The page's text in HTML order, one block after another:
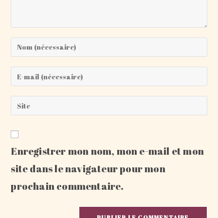
Enter
your
name
or
to
comment
Enter
your
email
address
comment
Saisir
l’URL
votre
site
Enregistrer mon nom, mon e-mail et mon
site dans le navigateur pour mon
prochain commentaire.